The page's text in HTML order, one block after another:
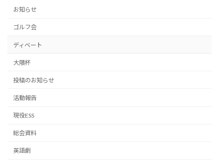
お知らせ
ゴルフ会
ディベート
大隈杯
投稿のお知らせ
活動報告
現役ESS
総会資料
英語劇